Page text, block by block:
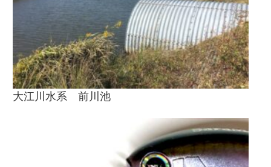
大江川水系 前川池